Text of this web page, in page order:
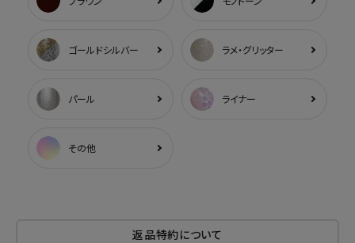
ゴールドシルバー ラメ・グリッター
パール ライナー
その他
返品特約について